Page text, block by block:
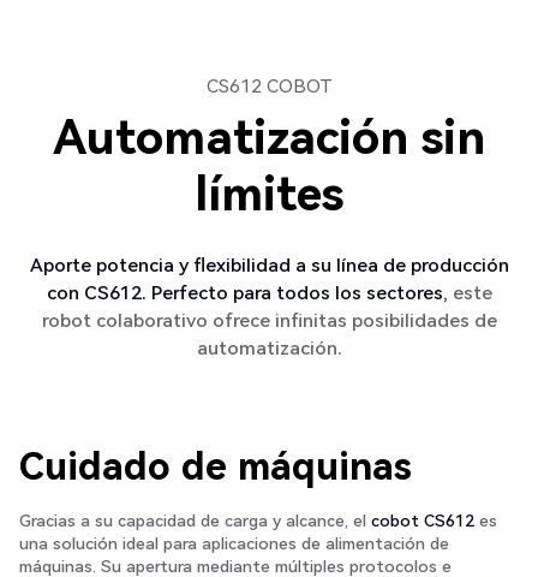
CS612 COBOT
Automatización sin
límites
Aporte potencia y flexibilidad a su línea de producción
con CS612. Perfecto para todos los sectores, este
robot colaborativo ofrece infinitas posibilidades de
automatización.
Cuidado de máquinas
Gracias a su capacidad de carga y alcance, el cobot CS612es
una solución ideal para aplicaciones de alimentación de
máquinas. Su apertura mediante múltiples protocolos e